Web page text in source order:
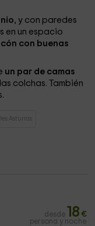
, y con paredes
en un espacio
con buenas
un par de camas
colchas. También
Asturias
desde 18 €
persona y noche